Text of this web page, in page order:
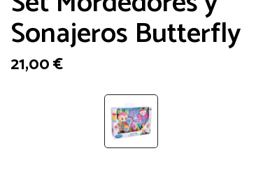
Sonajeros Butterfly
21,00€